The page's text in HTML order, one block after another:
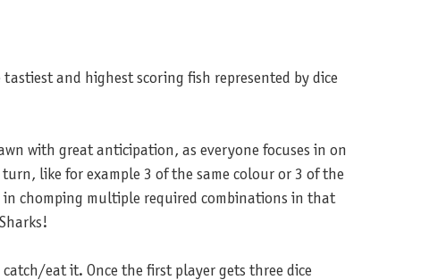
and highest scoring fish represented by dice
with great anticipation, as everyone focuses in on
like for example 3 of the same colour or 3 of the
in chomping multiple required combinations in that
eat it. Once the first player gets three dice